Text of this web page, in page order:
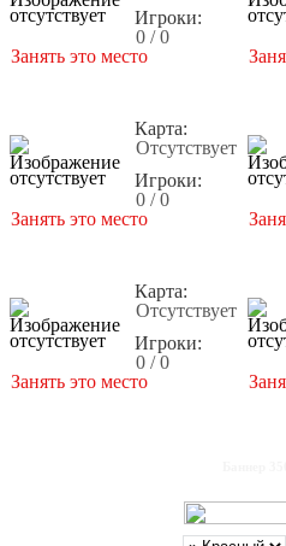
Игроки:
0 / 0
Занять это место
Карта:
Отсутствует
Игроки:
0 / 0
Занять это место
Карта:
Отсутствует
Игроки:
0 / 0
Занять это место